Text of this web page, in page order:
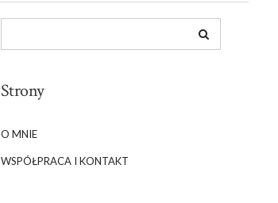
Strony
O MNIE
WSPÓŁPRACA I KONTAKT